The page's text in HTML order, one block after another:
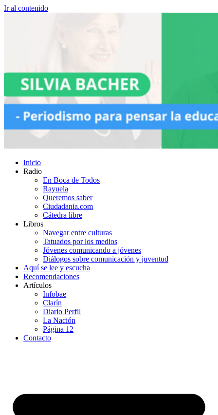
Ir al contenido
Inicio
Radio
En Boca de Todos
Rayuela
Queremos saber
Ciudadania.com
Cátedra libre
Libros
Navegar entre culturas
Tatuados por los medios
Jóvenes comunicando a jóvenes
Diálogos sobre comunicación y juventud
Aquí se lee y escucha
Recomendaciones
Artículos
Infobae
Clarín
Diario Perfil
La Nación
Página 12
Contacto